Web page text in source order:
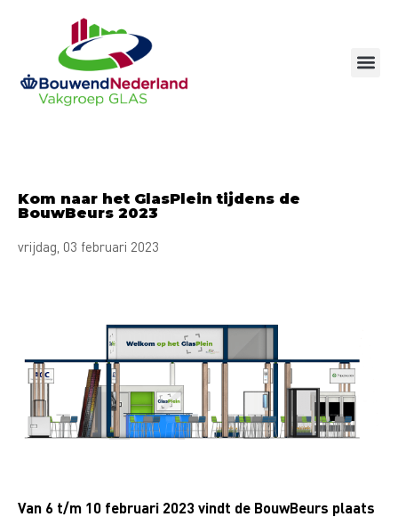
inhoud
Kom naar het GlasPlein tijdens de
BouwBeurs 2023
vrijdag, 03 februari 2023
Van 6 t/m 10 februari 2023 vindt de BouwBeurs plaats